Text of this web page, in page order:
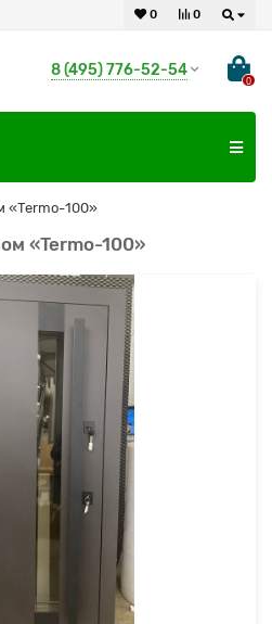
0
0
8 (495) 776-52-54
0
«Termo-100»
«Termo-100»